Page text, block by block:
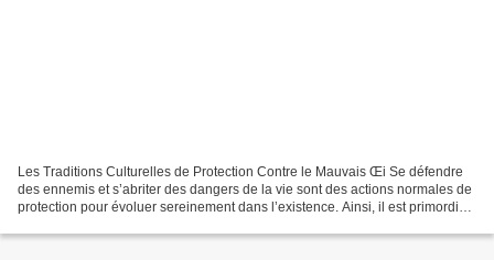
Les Traditions Culturelles de Protection Contre le Mauvais Œi Se défendre
des ennemis et s’abriter des dangers de la vie sont des actions normales de
protection pour évoluer sereinement dans l’existence. Ainsi, il est primordial